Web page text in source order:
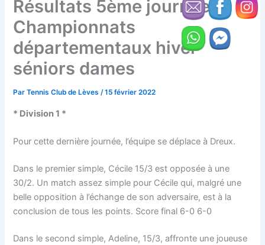
Résultats 5ème journée
Championnats
départementaux hiver
séniors dames
ParTennis Club de Lèves/15 février 2022
* Division 1 *
Pour cette dernière journée, l’équipe se déplace à Dreux.
Dans le premier simple, Cécile 15/3 est opposée à une
30/2. Un match assez simple pour Cécile qui, malgré une
belle opposition à l’échange de son adversaire, est à la
conclusion de tous les points. Score final 6-0 6-0
Dans le second simple, Adeline, 15/3, affronte une joueuse